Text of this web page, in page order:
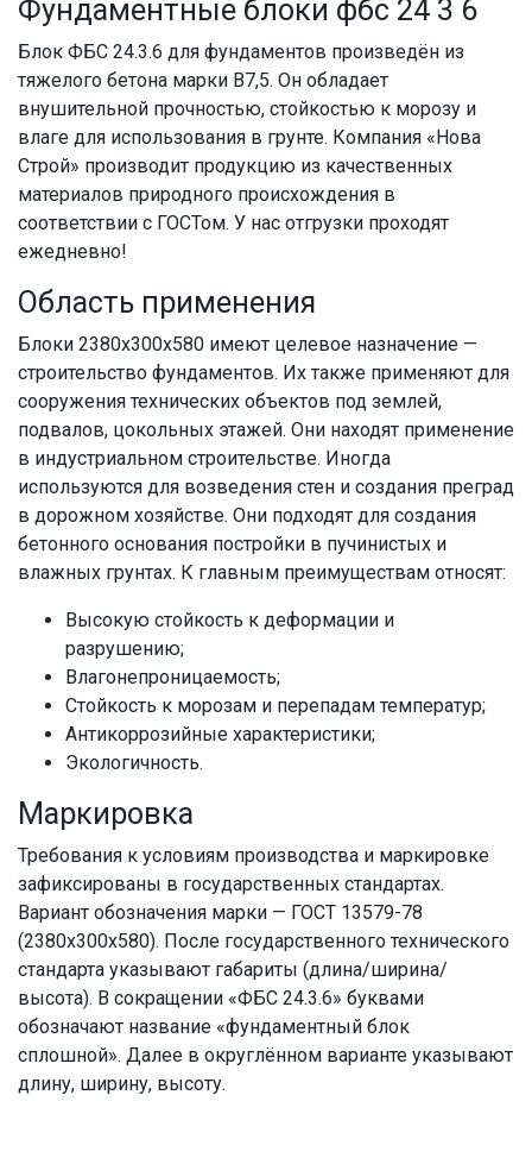
Фундаментные блоки фбс 24 3 6
Блок ФБС 24.3.6 для фундаментов произведён из
тяжелого бетона марки B7,5. Он обладает
внушительной прочностью, стойкостью к морозу и
влаге для использования в грунте. Компания «Нова
Строй» производит продукцию из качественных
материалов природного происхождения в
соответствии с ГОСТом. У нас отгрузки проходят
ежедневно!
Область применения
Блоки 2380x300x580 имеют целевое назначение —
строительство фундаментов. Их также применяют для
сооружения технических объектов под землей,
подвалов, цокольных этажей. Они находят применение
в индустриальном строительстве. Иногда
используются для возведения стен и создания преград
в дорожном хозяйстве. Они подходят для создания
бетонного основания постройки в пучинистых и
влажных грунтах. К главным преимуществам относят:
Высокую стойкость к деформации и
разрушению;
Влагонепроницаемость;
Стойкость к морозам и перепадам температур;
Антикоррозийные характеристики;
Экологичность.
Маркировка
Требования к условиям производства и маркировке
зафиксированы в государственных стандартах.
Вариант обозначения марки — ГОСТ 13579-78
(2380x300x580). После государственного технического
стандарта указывают габариты (длина/ширина/
высота). В сокращении «ФБС 24.3.6» буквами
обозначают название «фундаментный блок
сплошной». Далее в округлённом варианте указывают
длину, ширину, высоту.